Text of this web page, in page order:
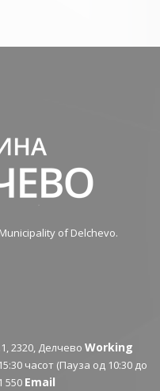
of Delchevo.
2320, ДелчевоWorking
часот (Пауза од 10:30 до
550 Email